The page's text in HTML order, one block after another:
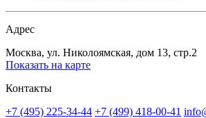
Адрес
Москва, ул. Николоямская, дом 13, стр.2
Показать на карте
Контакты
+7 (495) 225-34-44 +7 (499) 418-00-41